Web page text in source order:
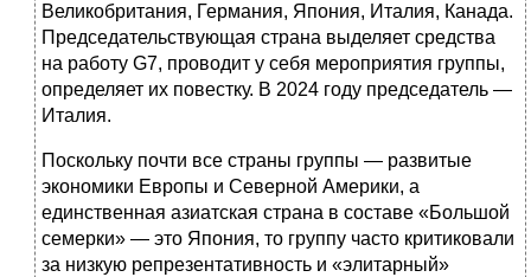
Великобритания, Германия, Япония, Италия, Канада.
Председательствующая страна выделяет средства
на работу G7, проводит у себя мероприятия группы,
определяет их повестку. В 2024 году председатель —
Италия.
Поскольку почти все страны группы — развитые
экономики Европы и Северной Америки, а
единственная азиатская страна в составе «Большой
семерки» — это Япония, то группу часто критиковали
за низкую репрезентативность и «элитарный»